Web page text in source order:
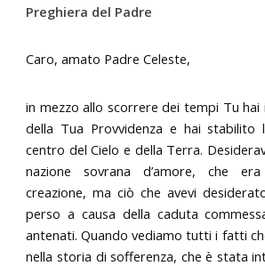
Preghiera del Padre
Caro, amato Padre Celeste,
in mezzo allo scorrere dei tempi Tu hai
della Tua Provvidenza e hai stabilito
centro del Cielo e della Terra.
nazione sovrana d’amore, che
creazione, ma ciò che avevi
perso a causa della caduta
antenati. Quando vediamo tutti i fatti
nella storia di sofferenza, che è stata